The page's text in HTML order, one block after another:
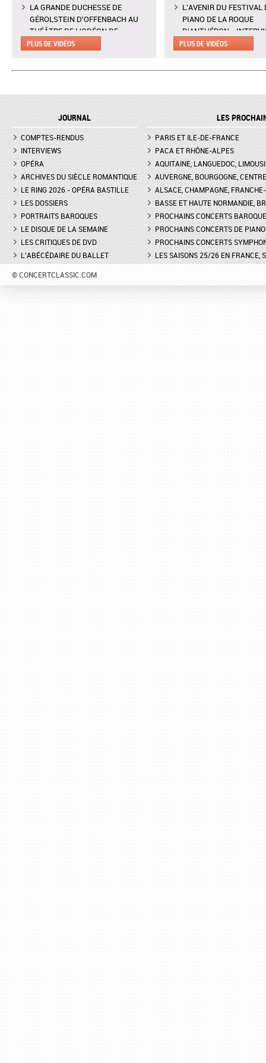
LA GRANDE DUCHESSE DE
GÉROLSTEIN D'OFFENBACH AU
THÉÂTRE DE L'ODÉON DE
MARSEILLE - EXTRAIT DE "AH !
L'ENLÈVEMENT AU SÉRAIL AU
- INTERVIEW DE MANON
LA GRANDE DUCHESSE DE
GÉROLSTEIN D'OFFENBACH AU
THÉÂTRE DE L'ODÉON DE
MARSEILLE - INTERVIEW D'YVES
COUDRAY, METTEUR EN SCÈN
DON GIOVANNI À L'OPÉRA DE
MONTPELLIER - EXTRAIT DE
"TREMA, TREMA, O SCELLERATO!"
PLUS DE VIDÉOS
L'AVENIR DU FESTIVAL
PIANO DE LA ROQUE
D'ANTHÉRON -
CLAIRE DÉSERT, CO-
MARTINA MEOLA
BUNIATISHVILI AU
D'ANTHÉRON
FESTIVAL DE PIANO DE
ROQUE D'ANTHÉON -
DE LA PRÉSENTATION
PIANOS
FESTIVAL CHOPIN À
INTERVIEW DE CLAIRE-
GUAY
PLUS DE VIDÉOS
JOURNAL
COMPTES-RENDUS
INTERVIEWS
OPÉRA
ARCHIVES DU SIÈCLE ROMANTIQUE
LE RING 2026 - OPÉRA BASTILLE
LES DOSSIERS
PORTRAITS BAROQUES
LE DISQUE DE LA SEMAINE
LES CRITIQUES DE DVD
L'ABÉCÉDAIRE DU BALLET
LES
PARIS ET ILE-DE-FRANCE
PACA ET RHÔNE-ALPES
AQUITAINE, LANGUEDOC,
AUVERGNE, BOURGOGNE, CENTRE
ALSACE, CHAMPAGNE,
BASSE ET HAUTE NORMANDIE,
PROCHAINS CONCERTS
PROCHAINS CONCERTS DE PIANO
PROCHAINS CONCERTS
LES SAISONS 25/26 EN FRANCE,
© CONCERTCLASSIC.COM